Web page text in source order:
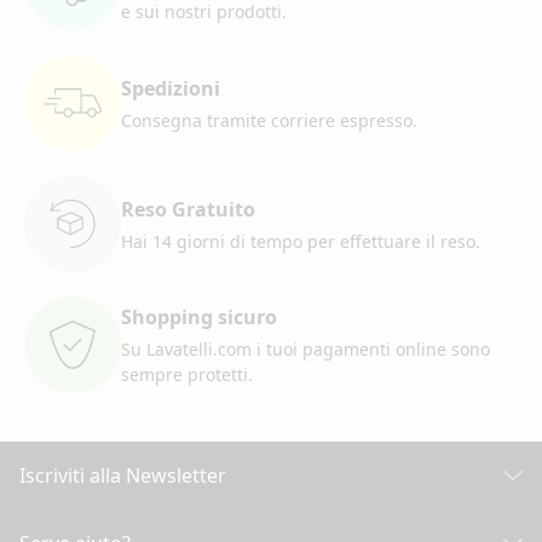
e sui nostri prodotti.
Spedizioni
Consegna tramite corriere espresso.
Reso Gratuito
Hai 14 giorni di tempo per effettuare il reso.
Shopping sicuro
Su Lavatelli.com i tuoi pagamenti online sono
sempre protetti.
Iscriviti alla Newsletter